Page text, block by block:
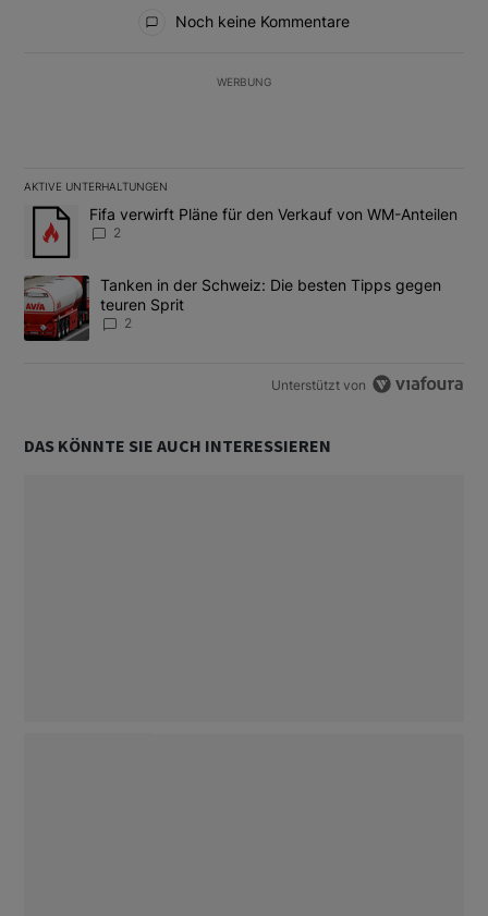
Noch keine Kommentare
WERBUNG
AKTIVE UNTERHALTUNGEN
Das Folgende ist eine Liste der am meisten kommentierten
Ein Trendartikel mit dem Titel "Fifa verwirft Pläne für den
Fifa verwirft Pläne für den Verkauf von WM-Anteilen
2
Ein Trendartikel mit dem Titel "Tanken in der Schweiz: Die
Tanken in der Schweiz: Die besten Tipps gegen
teuren Sprit
2
Unterstützt von
DAS KÖNNTE SIE AUCH INTERESSIEREN